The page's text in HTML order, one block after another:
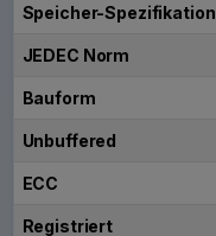
Speicher-Spezifikation
JEDEC Norm
Bauform
Unbuffered
ECC
Registriert